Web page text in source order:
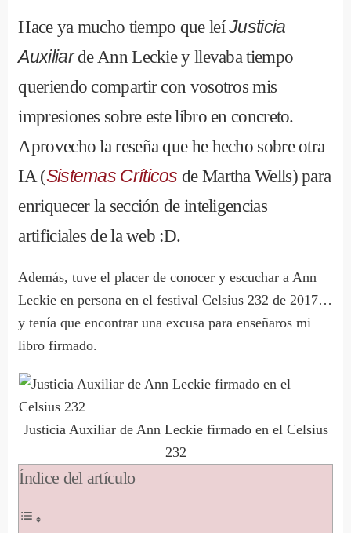
Hace ya mucho tiempo que leíJusticia
Auxiliarde Ann Leckie y llevaba tiempo
queriendo compartir con vosotros mis
impresiones sobre este libro en concreto.
Aprovecho la reseña que he hecho sobre otra
IA (Sistemas Críticos de Martha Wells) para
enriquecer la sección de inteligencias
artificiales de la web :D.
Además, tuve el placer de conocer y escuchar a Ann
Leckie en persona en el festival Celsius 232 de 2017…
y tenía que encontrar una excusa para enseñaros mi
libro firmado.
Justicia Auxiliar de Ann Leckie firmado en el Celsius
232
Índice del artículo